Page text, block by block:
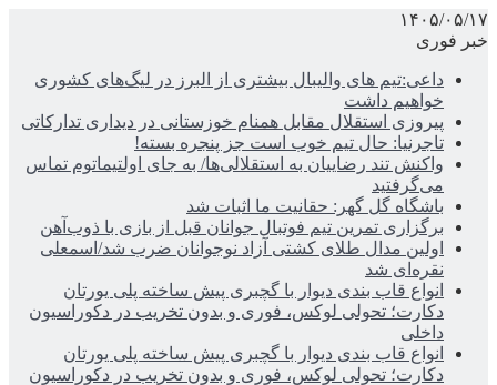
۱۴۰۵/۰۵/۱۷
خبر فوری
داعی:تیم های والیبال بیشتری از البرز در لیگ‌های کشوری
خواهیم داشت
پیروزی استقلال مقابل همنام خوزستانی در دیداری تدارکاتی
تاجرنیا: حال تیم خوب است جز پنجره بسته!
واکنش تند رضاییان به استقلالی‌ها/ به جای اولتیماتوم تماس
می‌گرفتید
باشگاه گل گهر: حقانیت ما اثبات شد
برگزاری تمرین تیم فوتبال جوانان قبل از بازی با ذوب‌آهن
اولین مدال طلای کشتی آزاد نوجوانان ضرب شد/اسمعلی
نقره‌ای شد
انواع قاب بندی دیوار با گچبری پیش ساخته پلی یورتان
دکارت؛ تحولی لوکس، فوری و بدون تخریب در دکوراسیون
داخلی
انواع قاب بندی دیوار با گچبری پیش ساخته پلی یورتان
دکارت؛ تحولی لوکس، فوری و بدون تخریب در دکوراسیون